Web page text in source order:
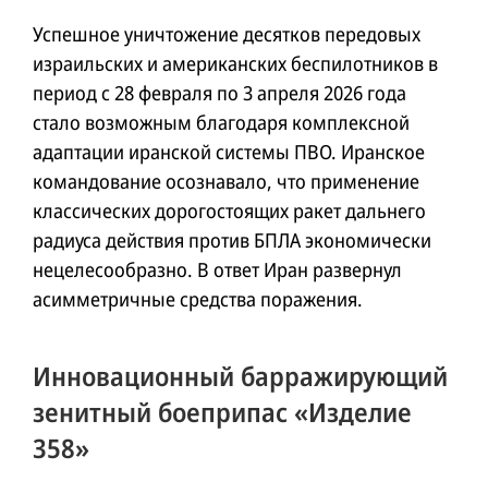
Успешное уничтожение десятков передовых
израильских и американских беспилотников в
период с 28 февраля по 3 апреля 2026 года
стало возможным благодаря комплексной
адаптации иранской системы ПВО. Иранское
командование осознавало, что применение
классических дорогостоящих ракет дальнего
радиуса действия против БПЛА экономически
нецелесообразно. В ответ Иран развернул
асимметричные средства поражения.
Инновационный барражирующий
зенитный боеприпас «Изделие
358»